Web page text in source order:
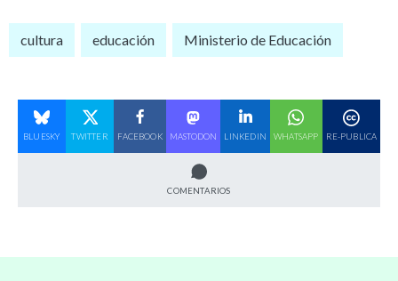
cultura educación Ministerio de Educación
BLUESKY TWITTER FACEBOOK MASTODON LINKEDIN WHATSAPP RE-PUBLICA
COMENTARIOS